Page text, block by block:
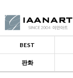
BEST
판화